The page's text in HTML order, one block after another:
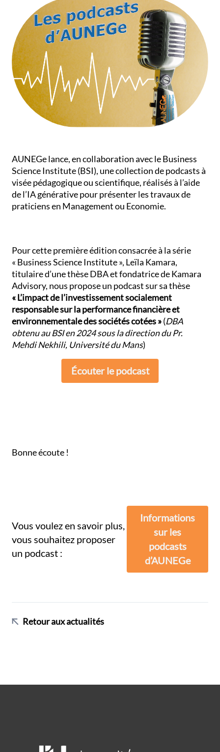
AUNEGe lance, en collaboration avec le Business
Science Institute (BSI), une collection de podcasts à
visée pédagogique ou scientifique, réalisés à l’aide
de l’IA générative pour présenter les travaux de
praticiens en Management ou Economie.
Pour cette première édition consacrée à la série
« Business Science Institute », Leïla Kamara,
titulaire d’une thèse DBA et fondatrice de Kamara
Advisory, nous propose un podcast sur sa thèse
« L’impact de l’investissement socialement
responsable sur la performance financière et
environnementale des sociétés cotées »(DBA
obtenu au BSI en 2024 sous la direction du Pr.
Mehdi Nekhili, Université du Mans)
Écouter le podcast
Bonne écoute !
Vous voulez en savoir plus,
vous souhaitez proposer
un podcast :
Informations
sur les
podcasts
d’AUNEGe
Retour aux actualités